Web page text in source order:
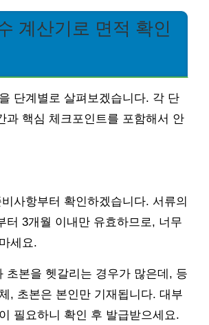
계산기로 면적 확인
단계별로 살펴보겠습니다. 각 단
과 핵심 체크포인트를 포함해서 안
사항부터 확인하겠습니다. 서류의
터 3개월 이내만 유효하므로, 너무
세요.
초본을 헷갈리는 경우가 많은데, 등
, 초본은 본인만 기재됩니다. 대부
필요하니 확인 후 발급받으세요.